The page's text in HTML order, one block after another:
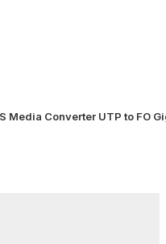
Media Converter UTP to FO